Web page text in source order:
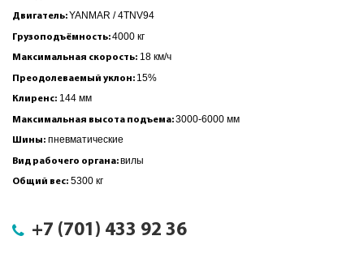
Двигатель:YANMAR / 4TNV94
Грузоподъёмность:4000 кг
Максимальная скорость: 18 км/ч
Преодолеваемый уклон: 15%
Клиренс: 144 мм
Максимальная высота подъема:3000-6000 мм
Шины: пневматические
Вид рабочего органа:вилы
Общий вес: 5300 кг
+7 (701) 433 92 36